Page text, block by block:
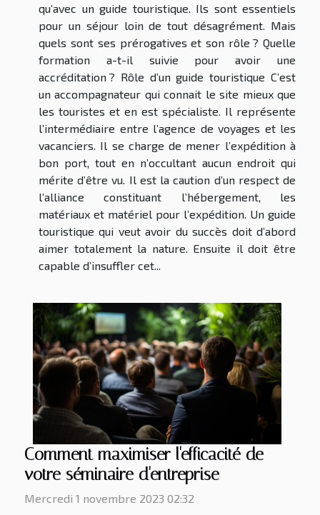
qu’avec un guide touristique. Ils sont essentiels
pour un séjour loin de tout désagrément. Mais
quels sont ses prérogatives et son rôle ? Quelle
formation a-t-il suivie pour avoir une
accréditation ? Rôle d’un guide touristique C’est
un accompagnateur qui connait le site mieux que
les touristes et en est spécialiste. Il représente
l’intermédiaire entre l’agence de voyages et les
vacanciers. Il se charge de mener l’expédition à
bon port, tout en n’occultant aucun endroit qui
mérite d’être vu. Il est la caution d’un respect de
l’alliance constituant l’hébergement, les
matériaux et matériel pour l’expédition. Un guide
touristique qui veut avoir du succès doit d’abord
aimer totalement la nature. Ensuite il doit être
capable d’insuffler cet...
Comment maximiser l'efficacité de
votre séminaire d'entreprise
Mercredi 1 novembre 2023 02:32